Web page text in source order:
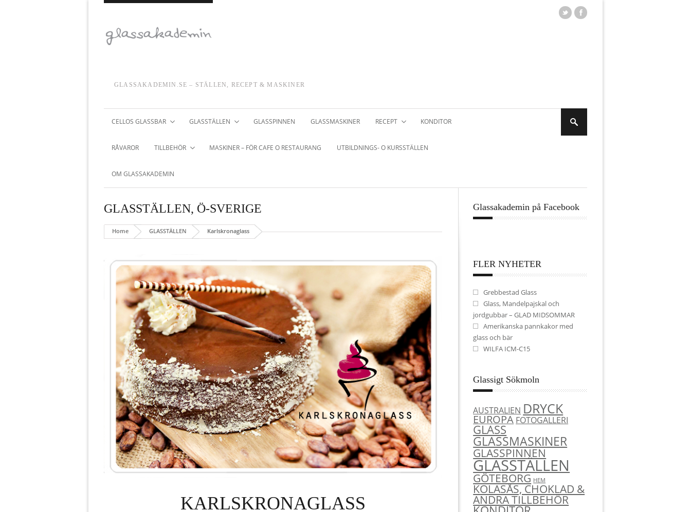
GLASSAKADEMIN.SE – STÄLLEN, RECEPT & MASKINER
CELLOS GLASSBAR GLASSTÄLLEN GLASSPINNEN GLASSMASKINER RECEPT KONDITOR
RÅVAROR TILLBEHÖR MASKINER – FÖR CAFE O RESTAURANG UTBILDNINGS- O KURSSTÄLLEN
OM GLASSAKADEMIN
GLASSTÄLLEN, Ö-SVERIGE
Home GLASSTÄLLEN Karlskronaglass
KARLSKRONAGLASS
Glassakademin på Facebook
FLER NYHETER
Grebbestad Glass
Glass, Mandelpajskal och
jordgubbar – GLAD MIDSOMMAR
Amerikanska pannkakor med
glass och bär
WILFA ICM-C15
Glassigt Sökmoln
AUSTRALIEN DRYCK
EUROPA FOTOGALLERI
GLASS
GLASSMASKINER
GLASSPINNEN
GLASSTÄLLEN
GÖTEBORG HEM
KOLASÅS, CHOKLAD &
ANDRA TILLBEHÖR